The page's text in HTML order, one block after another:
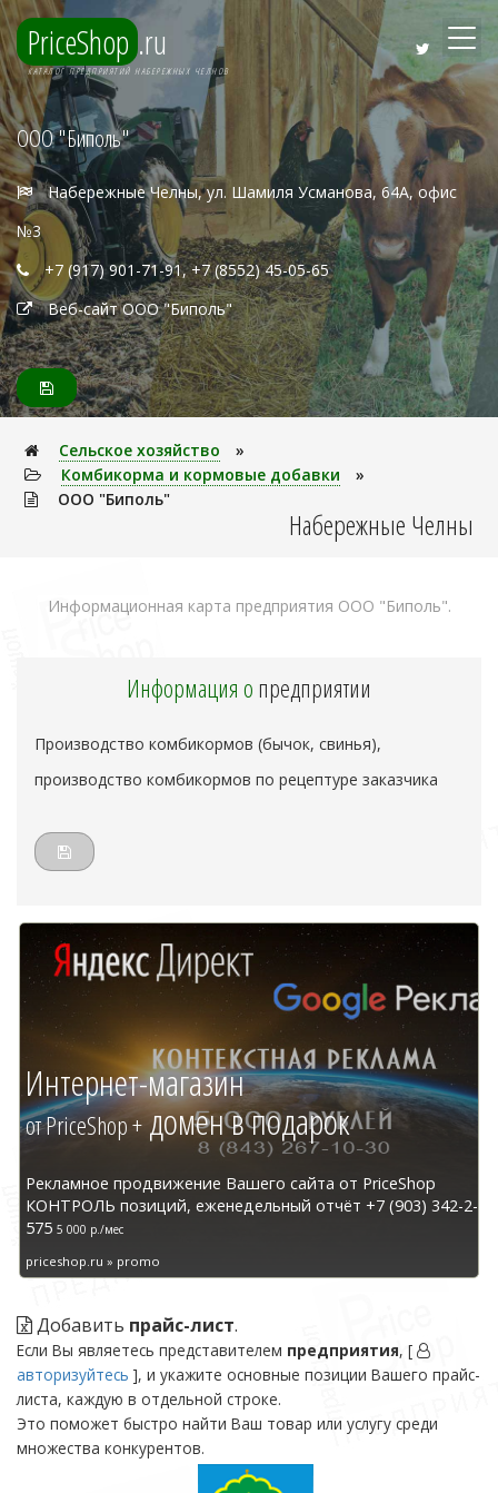
PriceShop .ru
КАТАЛОГ ПРЕДПРИЯТИЙ НАБЕРЕЖНЫХ ЧЕЛНОВ
ООО "Биполь"
Набережные Челны, ул. Шамиля Усманова, 64А, офис
№3
+7 (917) 901-71-91, +7 (8552) 45-05-65
Веб-сайт ООО "Биполь"
Сельское хозяйство
»
Комбикорма и кормовые добавки
»
ООО "Биполь"
Набережные Челны
Информационная карта предприятия ООО "Биполь".
Информация опредприятии
Производство комбикормов (бычок, свинья),
производство комбикормов по рецептуре заказчика
Интернет-магазин
от PriceShop +домен в подарок
Рекламное продвижение Вашего сайта от PriceShop
КОНТРОЛЬ позиций, еженедельный отчёт +7 (903) 342-2-
575 5 000 р./мес
priceshop.ru » promo
Добавить прайс-лист.
Если Вы являетесь представителем предприятия, [
авторизуйтесь ], и укажите основные позиции Вашего прайс-
листа, каждую в отдельной строке.
Это поможет быстро найти Ваш товар или услугу среди
множества конкурентов.